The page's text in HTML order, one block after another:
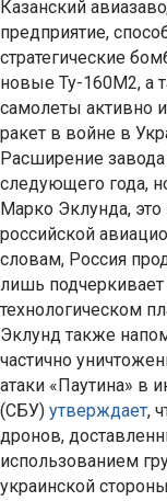
Казанский
предприятие,
стратегические
новые Ту-160М2, а
самолеты активно
ракет в войне в
Расширение
следующего года,
Марко Эклунда,
российской
словам, Россия
лишь
технологическом
Эклунд также
частично
атаки «Паутина» в
(СБУ) утверждает,
дронов,
использованием
украинской